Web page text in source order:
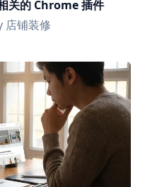
关的 Chrome 插件
店铺装修